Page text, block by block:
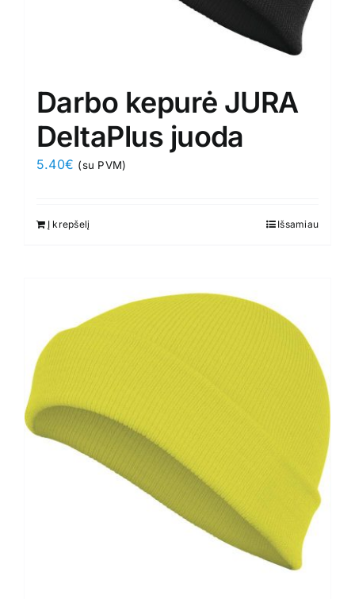
Darbo kepurė JURA
DeltaPlus juoda
5.40€ (su PVM)
Į krepšelį Išsamiau